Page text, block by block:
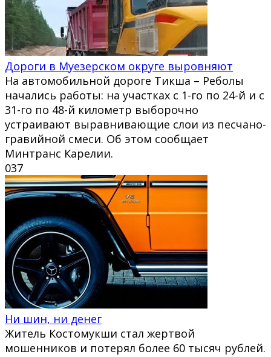
Дороги в Муезерском округе выровняют
На автомобильной дороге Тикша – Реболы
начались работы: на участках с 1-го по 24-й и с
31-го по 48-й километр выборочно
устраивают выравнивающие слои из песчано-
гравийной смеси. Об этом сообщает
Минтранс Карелии.
037
Ни шин, ни денег
Житель Костомукши стал жертвой
мошенников и потерял более 60 тысяч рублей.